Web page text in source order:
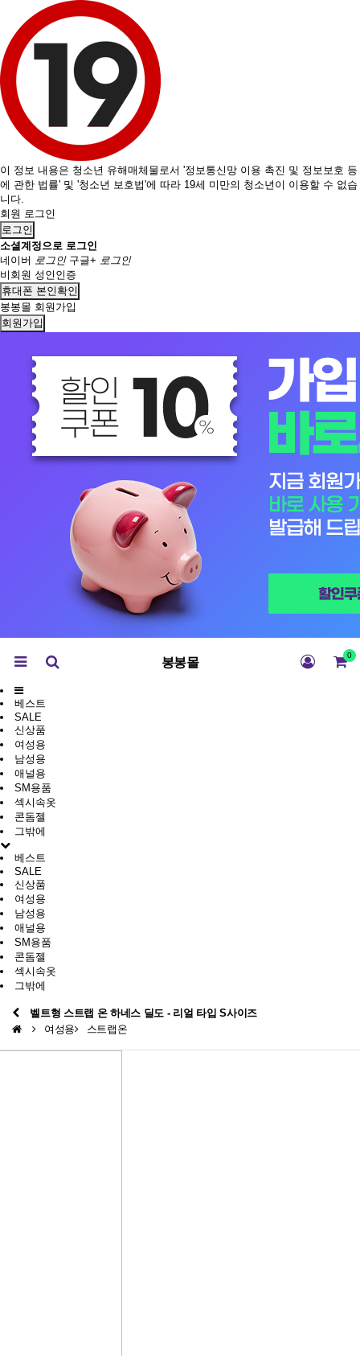
이 정보 내용은 청소년 유해매체물로서 '정보통신망 이용 촉진 및 정보보호 등
에 관한 법률' 및 '청소년 보호법'에 따라 19세 미만의 청소년이 이용할 수 없습
니다.
회원 로그인
로그인
소셜계정으로 로그인
네이버 로그인 구글+ 로그인
비회원 성인인증
휴대폰 본인확인
봉봉몰 회원가입
회원가입
봉봉몰 0
베스트
SALE
신상품
여성용
남성용
애널용
SM용품
섹시속옷
콘돔젤
그밖에
베스트
SALE
신상품
여성용
남성용
애널용
SM용품
콘돔젤
섹시속옷
그밖에
벨트형 스트랩 온 하네스 딜도 - 리얼 타입 S사이즈
여성용
스트랩온